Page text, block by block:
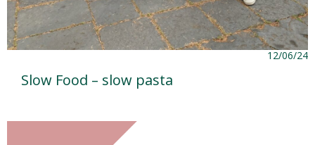
12/06/24
Slow Food – slow pasta